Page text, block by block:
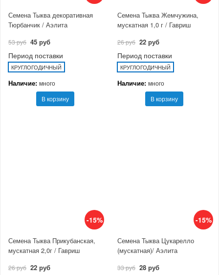
Семена Тыква декоративная
Тюрбанчик / Аэлита
53 руб 45 руб
Период поставки
КРУГЛОГОДИЧНЫЙ
Наличие: много
В корзину
Семена Тыква Жемчужина,
мускатная 1,0 г / Гавриш
26 руб 22 руб
Период поставки
КРУГЛОГОДИЧНЫЙ
Наличие: много
В корзину
-15%
Семена Тыква Прикубанская,
мускатная 2,0г / Гавриш
26 руб 22 руб
-15%
Семена Тыква Цукарелло
(мускатная)/ Аэлита
33 руб 28 руб